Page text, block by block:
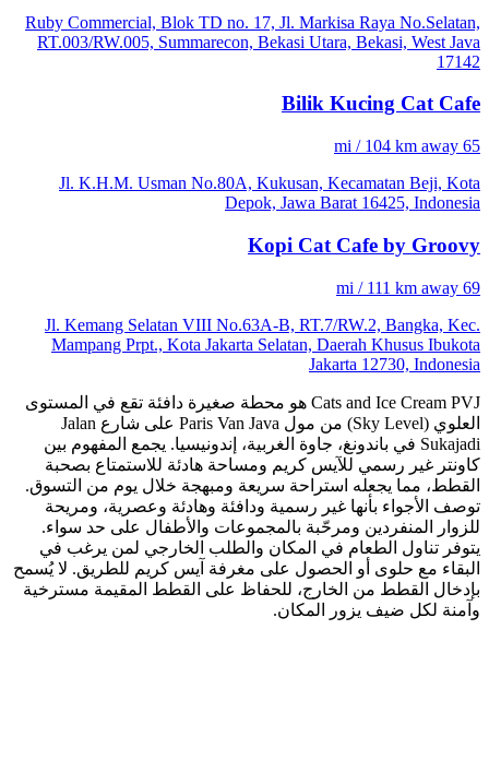
Ruby Commercial, Blok TD no. 17, Jl. Markisa Raya No.Selatan,
RT.003/RW.005, Summarecon, Bekasi Utara, Bekasi, West Java
17142
Bilik Kucing Cat Cafe
65 mi / 104 km away
Jl. K.H.M. Usman No.80A, Kukusan, Kecamatan Beji, Kota
Depok, Jawa Barat 16425, Indonesia
Kopi Cat Cafe by Groovy
69 mi / 111 km away
Jl. Kemang Selatan VIII No.63A-B, RT.7/RW.2, Bangka, Kec.
Mampang Prpt., Kota Jakarta Selatan, Daerah Khusus Ibukota
Jakarta 12730, Indonesia
Cats and Ice Cream PVJ هو محطة صغيرة دافئة تقع في المستوى
العلوي (Sky Level) من مول Paris Van Java على شارع Jalan
Sukajadi في باندونغ، جاوة الغربية، إندونيسيا. يجمع المفهوم بين
كاونتر غير رسمي للآيس كريم ومساحة هادئة للاستمتاع بصحبة
القطط، مما يجعله استراحة سريعة ومبهجة خلال يوم من التسوق.
توصف الأجواء بأنها غير رسمية ودافئة وهادئة وعصرية، ومريحة
للزوار المنفردين ومرحّبة بالمجموعات والأطفال على حد سواء.
يتوفر تناول الطعام في المكان والطلب الخارجي لمن يرغب في
البقاء مع حلوى أو الحصول على مغرفة آيس كريم للطريق. لا يُسمح
بإدخال القطط من الخارج، للحفاظ على القطط المقيمة مسترخية
وآمنة لكل ضيف يزور المكان.